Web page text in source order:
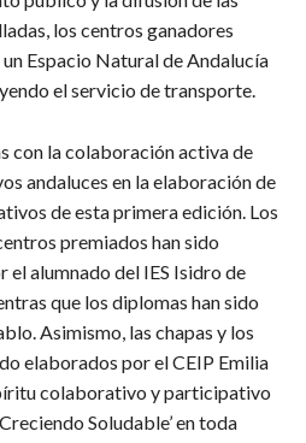
los centros ganadores
Espacio Natural de Andalucía
el servicio de transporte.
con la colaboración activa de
andaluces en la elaboración de
de esta primera edición. Los
premiados han sido
el alumnado del IES Isidro de
que los diplomas han sido
Asimismo, las chapas y los
elaborados por el CEIP Emilia
colaborativo y participativo
Soludable’ en toda